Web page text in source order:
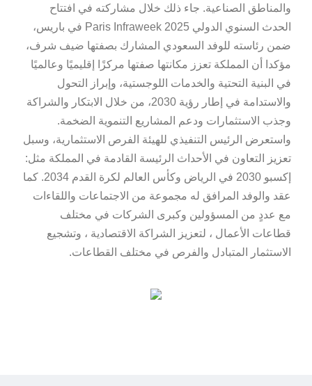
والمناطق الصناعية. جاء ذلك خلال مشاركته في افتتاح
الحدث السنوي الدولي Paris Infraweek 2025 في باريس،
ضمن رئاسته للوفد السعودي المشارك بصفتها ضيف شرف،
مؤكدا أن المملكة تعزز مكانتها صفتها مركزًا إقليميًا وعالميًا
في البنية التحتية والخدمات اللوجستية، وإبراز التحول
والاستدامة في إطار رؤية 2030، من خلال الابتكار والشراكة
وجذب الاستثمارات ودعم المشاريع التنموية الضخمة.
واستعرض الرئيس التنفيذي للهيئة الفرص الاستثمارية، وسبل
تعزيز التعاون في الأحداث الرئيسة القادمة في المملكة مثل:
إكسبو 2030 في الرياض وكأس العالم لكرة القدم 2034. كما
عقد والوفد المرافق له مجموعة من الاجتماعات واللقاءات
مع عددٍ من المسؤولين وكبرى الشركات في مختلف
قطاعات الأعمال ، لتعزيز الشراكة الاقتصادية ، وتشجيع
الاستثمار المتبادل والفرص في مختلف القطاعات.